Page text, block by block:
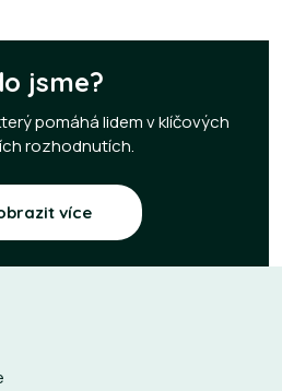
jsme?
pomáhá lidem v klíčových
rozhodnutích.
více